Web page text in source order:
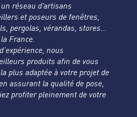
réseau d’artisans
et poseurs de fenêtres,
pergolas, vérandas, stores…
France.
nous
produits afin de vous
plus adaptée à votre projet de
assurant la qualité de pose,
profiter pleinement de votre